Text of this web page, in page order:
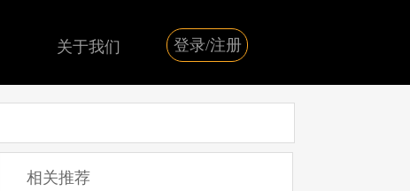
关于我们 登录/注册
相关推荐